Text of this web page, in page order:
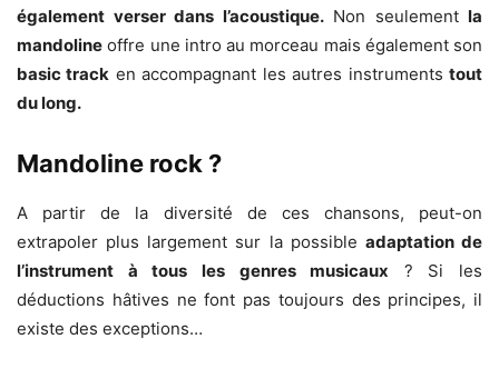
également verser dans l’acoustique.Non seulement la
mandoline offre une intro au morceau mais également son
basic track en accompagnant les autres instrumentstout
du long.
Mandoline rock ?
A partir de la diversité de ces chansons, peut-on
extrapoler plus largement sur la possible adaptation de
l’instrument à tous les genres musicaux ? Si les
déductions hâtives ne font pas toujours des principes, il
existe des exceptions…